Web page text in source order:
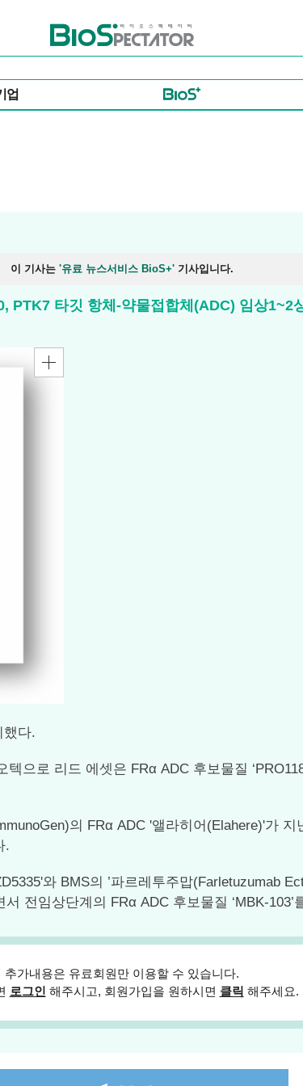
바이오스펙테이터
업
이 기사는 '유료 뉴스서비스 BioS+' 기사입니다.
타깃 항체-약물접합체(ADC) 임상1~2
했다.
으로 리드 에셋은 FRα ADC 후보물질
의 FRα ADC '앨라히어(Elahere)'가
.
와 BMS의 ’파르레투주맙(Farletuzumab
전임상단계의 FRα ADC 후보물질 ‘MBK-
추가내용은 유료회원만 이용할 수 있습니다.
로그인 해주시고, 회원가입을 원하시면 클릭 해주세요.